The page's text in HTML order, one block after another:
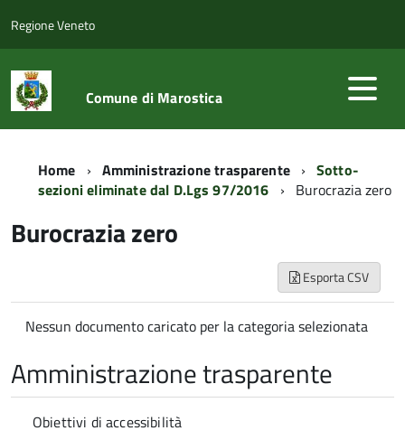
Regione Veneto
Comune di Marostica
Home Amministrazione trasparente
Sotto-
sezioni eliminate dal D.Lgs 97/2016
Burocrazia zero
Burocrazia zero
Esporta CSV
Nessun documento caricato per la categoria selezionata
Amministrazione trasparente
Obiettivi di accessibilità